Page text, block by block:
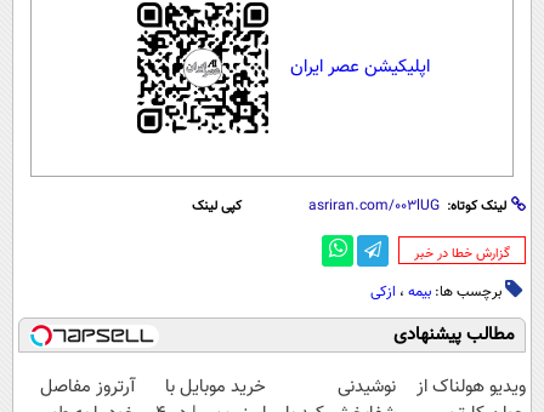
اپلیکیشن عصر ایران
لینک کوتاه: کپی لینک
‌گزارش خطا در خبر
برچسب ها: بیمه ، ازکی
مطالب پیشنهادی
ویدیو هولناک از
نوشیدنی
خرید موبایل با
آرتروز مفاصل